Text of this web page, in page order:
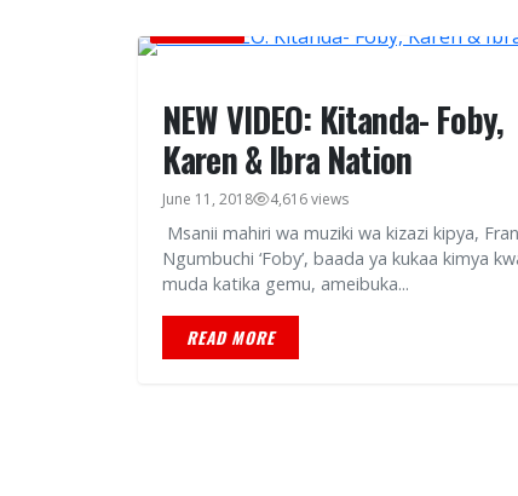
NEW VIDEO: Kitanda- Foby,
Karen & Ibra Nation
June 11, 2018 4,616 views
Msanii mahiri wa muziki wa kizazi kipya,
Ngumbuchi ‘Foby’, baada ya kukaa kimya
muda katika gemu, ameibuka...
READ MORE